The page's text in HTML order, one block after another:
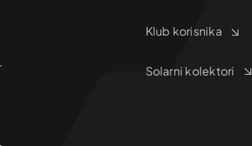
Klub korisnika
Solarni kolektori